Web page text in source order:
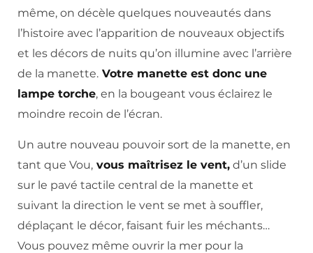
même, on décèle quelques nouveautés dans
l’histoire avec l’apparition de nouveaux objectifs
et les décors de nuits qu’on illumine avec l’arrière
de la manette. Votre manette est donc une
lampe torche, en la bougeant vous éclairez le
moindre recoin de l’écran.
Un autre nouveau pouvoir sort de la manette, en
tant que Vou, vous maîtrisez le vent, d’un slide
sur le pavé tactile central de la manette et
suivant la direction le vent se met à souffler,
déplaçant le décor, faisant fuir les méchants…
Vous pouvez même ouvrir la mer pour la